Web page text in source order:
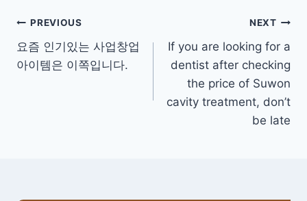
글
내
PREVIOUS
요즘 인기있는 사업창업
아이템은 이쪽입니다.
NEXT
If you are looking for a
dentist after checking
the price of Suwon
cavity treatment, don’t
be late